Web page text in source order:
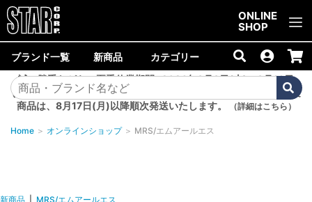
ONLINE
SHOP
ブランド一覧 新商品 カテゴリー
誠に勝手ながら、夏季休業期間<2026年8月8日(土)～8月16日
(日)>中は商品の発送を休止いたします。8月7日(金)以降のご注文
商品は、8月17日(月)以降順次発送いたします。
（詳細はこちら）
Home ＞ オンラインショップ ＞ MRS/エムアールエス
新商品 MRS/エムアールエス